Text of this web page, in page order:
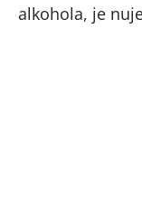
alkohola, je